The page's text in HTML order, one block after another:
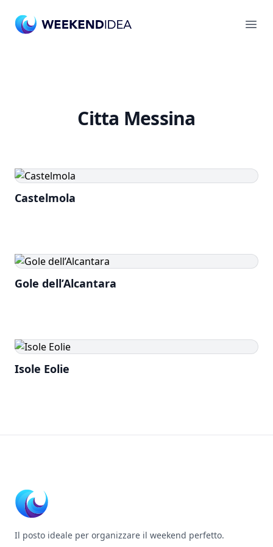
Citta Messina
Castelmola
Gole dell’Alcantara
Isole Eolie
Il posto ideale per organizzare il weekend perfetto.